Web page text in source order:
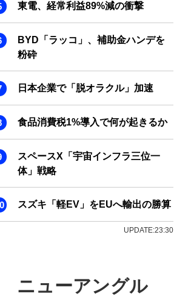
東電、経常利益89%減の衝撃
BYD「ラッコ」、補助金ハンデを
粉砕
日本企業で「脱オラクル」加速
食品消費税1%導入で何が起きるか
スペースX「宇宙インフラ三位一
体」戦略
スズキ「軽EV」をEUへ輸出の勝算
UPDATE:23:30
ニューアングル